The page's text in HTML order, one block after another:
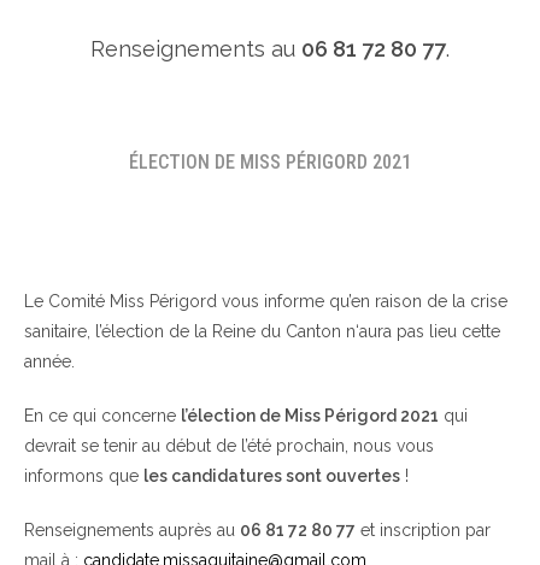
Renseignements au 06 81 72 80 77.
ÉLECTION DE MISS PÉRIGORD 2021
Le Comité Miss Périgord vous informe qu’en raison de la crise
sanitaire, l’élection de la Reine du Canton n‘aura pas lieu cette
année.
En ce qui concerne l’élection de Miss Périgord 2021 qui
devrait se tenir au début de l’été prochain, nous vous
informons que les candidatures sont ouvertes !
Renseignements auprès au 06 81 72 80 77 et inscription par
mail à : candidate.missaquitaine@gmail.com